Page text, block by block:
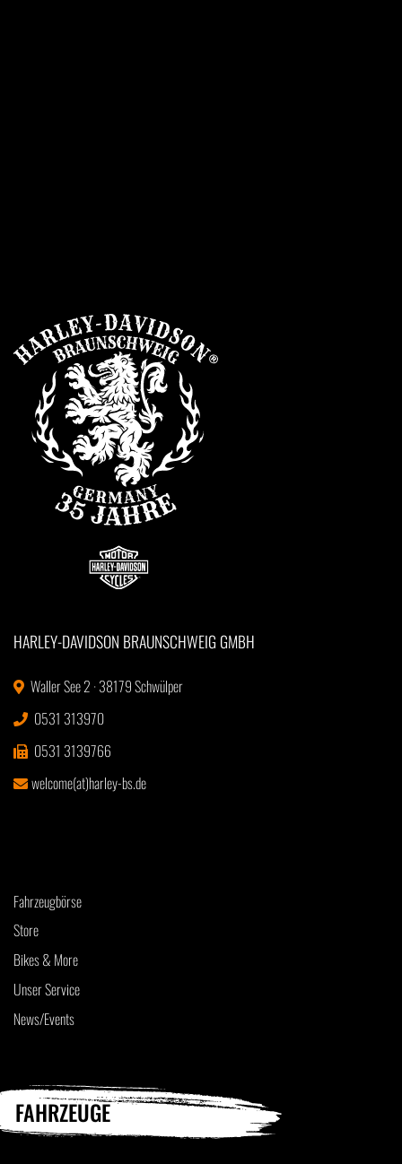
HARLEY-DAVIDSON BRAUNSCHWEIG GMBH
Waller See 2 · 38179 Schwülper
0531 313970
0531 3139766
welcome(at)harley-bs.de
Fahrzeugbörse
Store
Bikes & More
Unser Service
News/Events
FAHRZEUGE